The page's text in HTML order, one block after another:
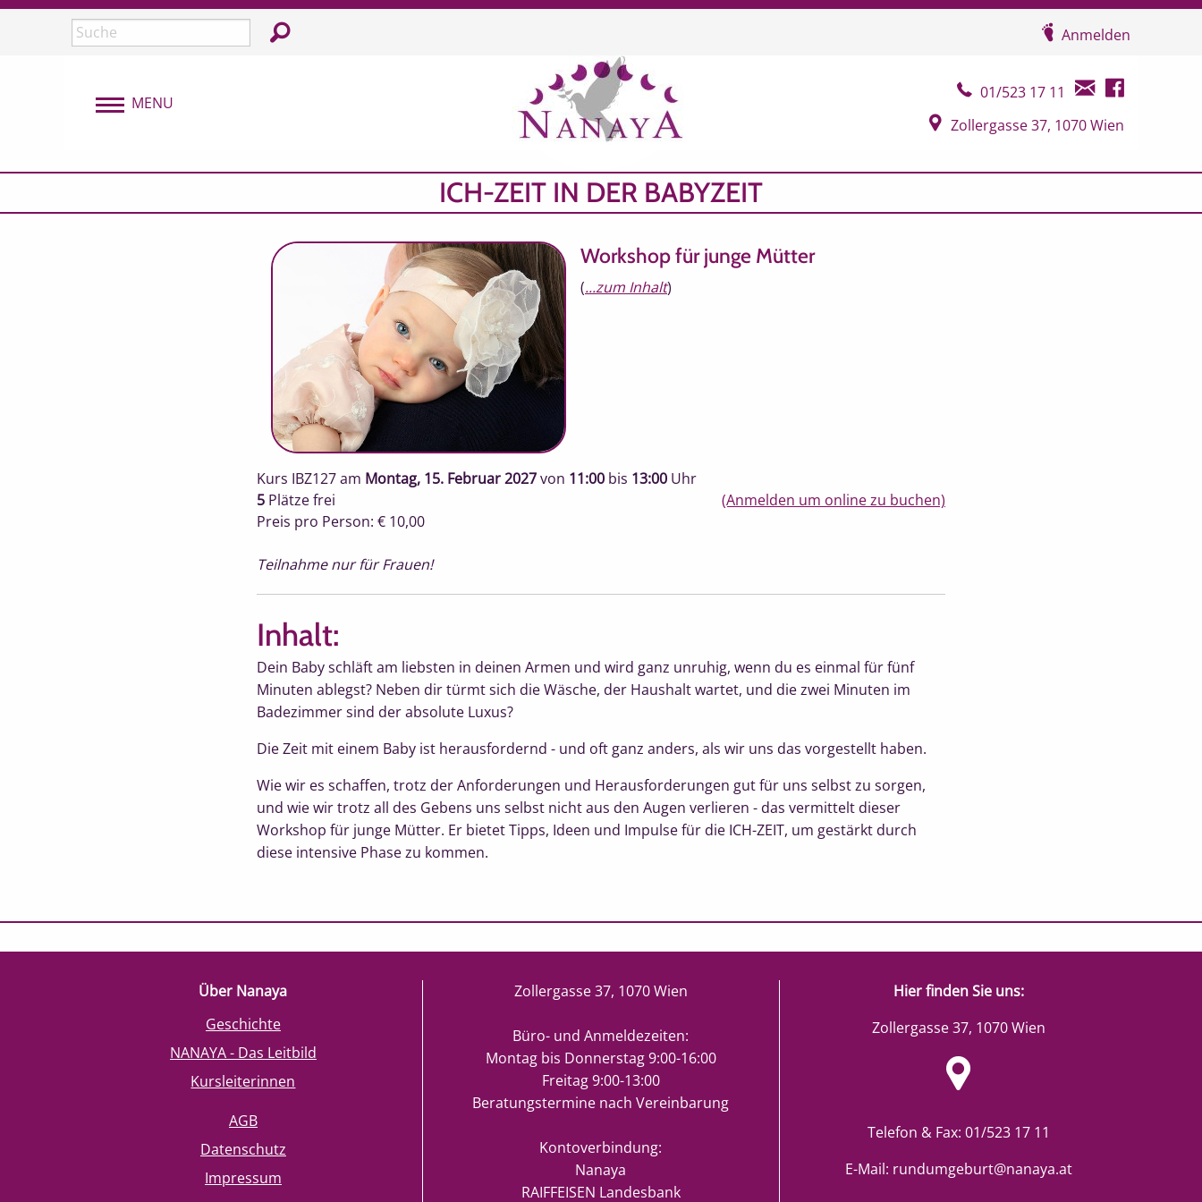
Überspringen und zum Inhalt
Seite durchsuchen:
In der Webseite suchen Anmelden
MENU MENU
Telefonkontakt
01/523 17 11
E-Mail Kontakt
Facebook
Google Map
Zollergasse 37, 1070 Wien
ICH-ZEIT IN DER BABYZEIT
Workshop für junge Mütter
(...zum Inhalt)
Kurs IBZ127am Montag, 15. Februar 2027von 11:00 bis 13:00 Uhr
5 Plätze frei
(Anmelden um online zu buchen)
Preis pro Person: € 10,00
Teilnahme nur für Frauen!
Inhalt:
Dein Baby schläft am liebsten in deinen Armen und wird ganz unruhig, wenn du es einmal für fünf
Minuten ablegst? Neben dir türmt sich die Wäsche, der Haushalt wartet, und die zwei Minuten im
Badezimmer sind der absolute Luxus?
Die Zeit mit einem Baby ist herausfordernd - und oft ganz anders, als wir uns das vorgestellt haben.
Wie wir es schaffen, trotz der Anforderungen und Herausforderungen gut für uns selbst zu sorgen,
und wie wir trotz all des Gebens uns selbst nicht aus den Augen verlieren - das vermittelt dieser
Workshop für junge Mütter. Er bietet Tipps, Ideen und Impulse für die ICH-ZEIT, um gestärkt durch
diese intensive Phase zu kommen.
Über Nanaya
Geschichte
NANAYA - Das Leitbild
Kursleiterinnen
AGB
Datenschutz
Impressum
Zollergasse 37, 1070 Wien
Büro- und Anmeldezeiten:
Montag bis Donnerstag 9:00-16:00
Freitag 9:00-13:00
Beratungstermine nach Vereinbarung
Kontoverbindung:
Nanaya
RAIFFEISEN Landesbank
Hier finden Sie uns:
Zollergasse 37, 1070 Wien
Telefon & Fax: 01/523 17 11
E-Mail: rundumgeburt@nanaya.at